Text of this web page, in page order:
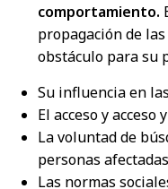
comportamiento.
propagación de
obstáculo para su
Su influencia en
El acceso y
La voluntad de
personas
Las normas